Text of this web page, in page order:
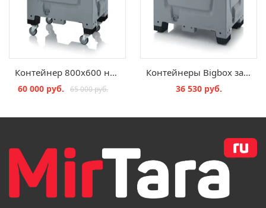
Контейнер 800х600 на колесах с крышкой
60 000 руб. 65 000 руб.
Контейнеры Bigbox закрытые BBG 86
36 530 руб.